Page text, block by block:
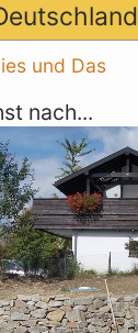
und Das
nach...